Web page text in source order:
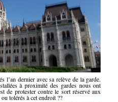
l’an dernier avec sa relève de la garde.
à proximité des gardes nous ont
de protester contre le sort réservé aux
tolérés à cet endroit ??